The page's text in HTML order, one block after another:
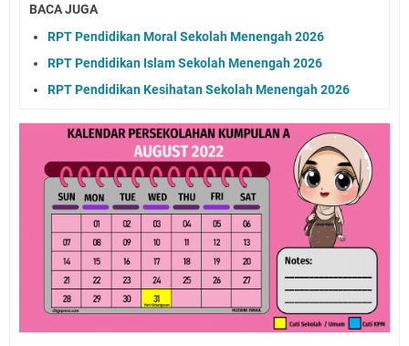
BACA JUGA
RPT Pendidikan Moral Sekolah Menengah 2026
RPT Pendidikan Islam Sekolah Menengah 2026
RPT Pendidikan Kesihatan Sekolah Menengah 2026